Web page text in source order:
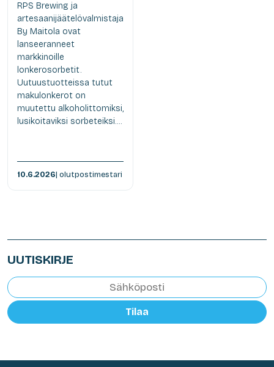
RPS Brewing ja
artesaanijäätelövalmistaja
By Maitola ovat
lanseeranneet
markkinoille
lonkerosorbetit.
Uutuustuotteissa tutut
makulonkerot on
muutettu alkoholittomiksi,
lusikoitaviksi sorbeteiksi....
10.6.2026| olutpostimestari
UUTISKIRJE
Tilaa